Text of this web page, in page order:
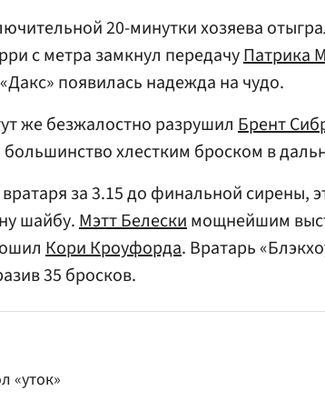
20-минутки хозяева
с метра замкнул передачуПатрика
появилась надежда на чудо.
же безжалостно разрушил Брент
хлестким броском в
за 3.15 до финальной сирены,
шайбу.Мэтт Белескимощнейшим
Кори Кроуфорда. Вратарь
35 бросков.
«уток»